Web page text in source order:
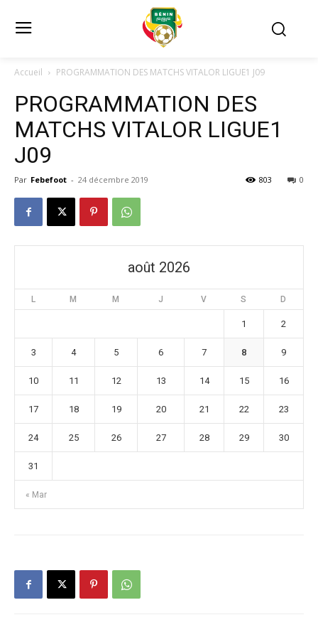
Accueil PROGRAMMATION DES MATCHS VITALOR LIGUE1 J09
PROGRAMMATION DES
MATCHS VITALOR LIGUE1
J09
Par Febefoot - 24 décembre 2019 0
803
août 2026
L M M J V S D
« Mar
1 2
3 4 5 6 7 8 9
10 11 12 13 14 15 16
17 18 19 20 21 22 23
24 25 26 27 28 29 30
31